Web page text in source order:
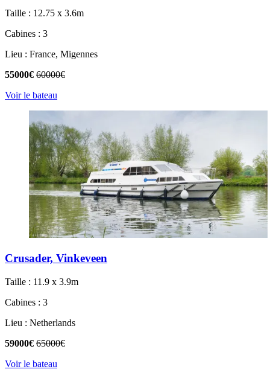
Taille : 12.75 x 3.6m
Cabines : 3
Lieu : France, Migennes
55000€ 60000€
Voir le bateau
Crusader, Vinkeveen
Taille : 11.9 x 3.9m
Cabines : 3
Lieu : Netherlands
59000€ 65000€
Voir le bateau